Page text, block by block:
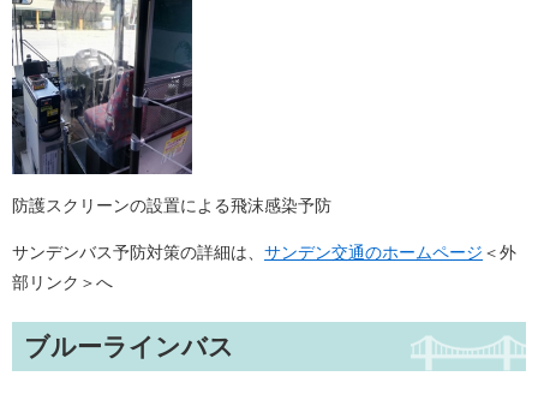
防護スクリーンの設置による飛沫感染予防
サンデンバス予防対策の詳細は、 サンデン交通のホームページ ＜外
部リンク＞へ
ブルーラインバス